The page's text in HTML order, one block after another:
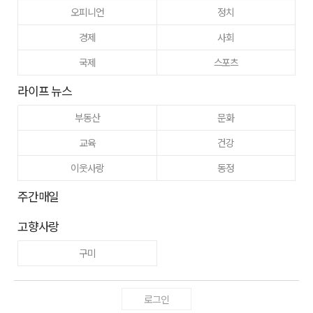
오피니언
정치
경제
사회
국제
스포츠
라이프 뉴스
부동산
문화
교육
건강
이웃사랑
동정
주간매일
고향사랑
구미
로그인